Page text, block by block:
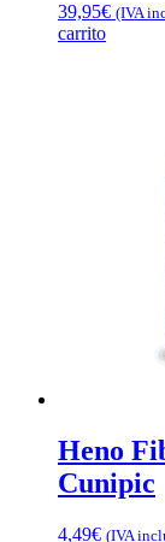
39,95€ (IVA
carrito
Heno
Cunipic
4,49€ (IVA